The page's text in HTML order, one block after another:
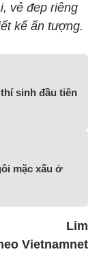
vẻ đep riêng
kế ấn tượng.
sinh đầu tiên
mặc xấu ở
Lim
Vietnamnet